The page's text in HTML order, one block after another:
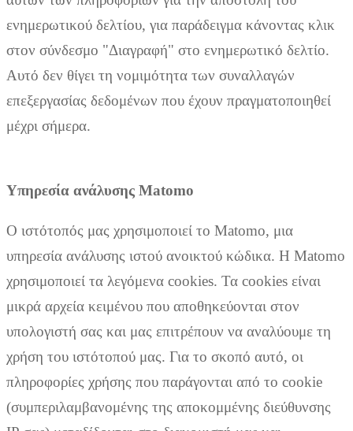
ενημερωτικού δελτίου, για παράδειγμα κάνοντας κλικ
στον σύνδεσμο "Διαγραφή" στο ενημερωτικό δελτίο.
Αυτό δεν θίγει τη νομιμότητα των συναλλαγών
επεξεργασίας δεδομένων που έχουν πραγματοποιηθεί
μέχρι σήμερα.
Υπηρεσία ανάλυσης Matomo
Ο ιστότοπός μας χρησιμοποιεί το Matomo, μια
υπηρεσία ανάλυσης ιστού ανοικτού κώδικα. Η Matomo
χρησιμοποιεί τα λεγόμενα cookies. Τα cookies είναι
μικρά αρχεία κειμένου που αποθηκεύονται στον
υπολογιστή σας και μας επιτρέπουν να αναλύουμε τη
χρήση του ιστότοπού μας. Για το σκοπό αυτό, οι
πληροφορίες χρήσης που παράγονται από το cookie
(συμπεριλαμβανομένης της αποκομμένης διεύθυνσης